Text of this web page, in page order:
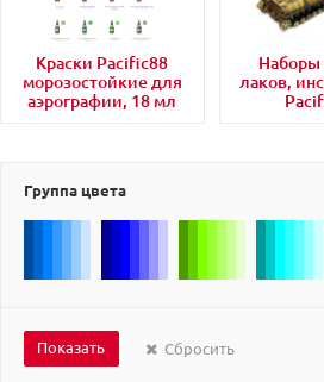
Краски Pacific88
морозостойкие для
аэрографии, 18 мл
Наборы
лаков,
Группа цвета
Сбросить